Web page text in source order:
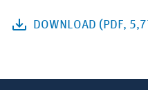
DOWNLOAD (PDF,